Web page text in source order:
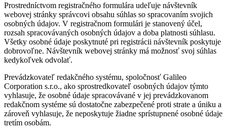
Prostredníctvom registračného formulára udeľuje návštevník
webovej stránky správcovi obsahu súhlas so spracovaním svojich
osobných údajov. V registračnom formulári je stanovený účel,
rozsah spracovávaných osobných údajov a doba platnosti súhlasu.
Všetky osobné údaje poskytnuté pri registrácii návštevník poskytuje
dobrovoľne. Návštevník webovej stránky má možnosť svoj súhlas
kedykoľvek odvolať.
Prevádzkovateľ redakčného systému, spoločnosť Galileo
Corporation s.r.o., ako sprostredkovateľ osobných údajov týmto
vyhlasuje, že osobné údaje spracovávané v jej prevádzkovanom
redakčnom systéme sú dostatočne zabezpečené proti strate a úniku a
zároveň vyhlasuje, že neposkytuje žiadne sprístupnené osobné údaje
tretím osobám.